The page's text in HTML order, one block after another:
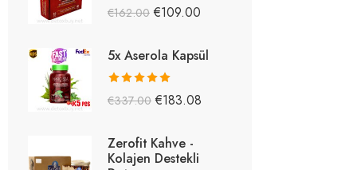
5 üzerinden
€162.00 €109.00
5x Aserola Kapsül
5 üzerinden
€337.00 €183.08
Zerofit Kahve -
Kolajen Destekli